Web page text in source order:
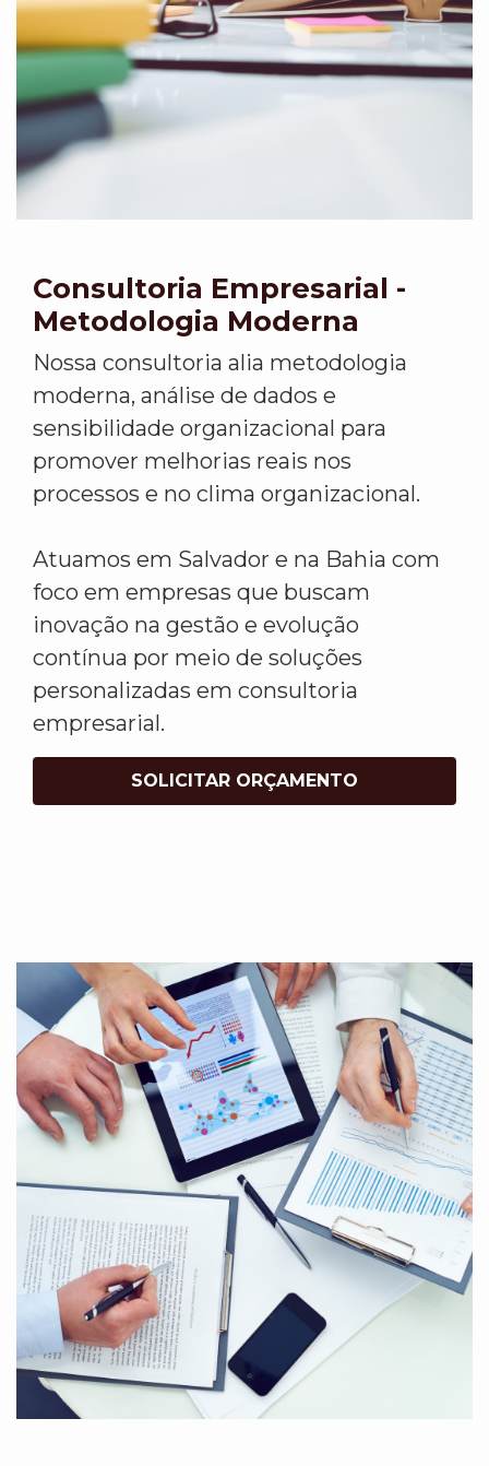
Consultoria Empresarial -
Metodologia Moderna
Nossa consultoria alia metodologia
moderna, análise de dados e
sensibilidade organizacional para
promover melhorias reais nos
processos e no clima organizacional.
Atuamos em Salvador e na Bahia com
foco em empresas que buscam
inovação na gestão e evolução
contínua por meio de soluções
personalizadas em consultoria
empresarial.
SOLICITAR ORÇAMENTO